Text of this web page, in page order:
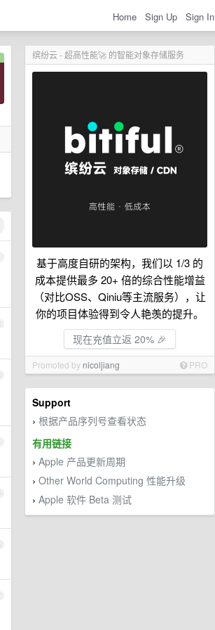
Home Sign Up Sign In
缤纷云 - 超高性能🚀 的智能对象存储服务
基于高度自研的架构，我们以 1/3 的
成本提供最多 20+ 倍的综合性能增益
（对比OSS、Qiniu等主流服务），让
你的项目体验得到令人艳羡的提升。
现在充值立返 20% 🎉
Promoted by nicoljiang PRO
Support
› 根据产品序列号查看状态
有用链接
› Apple 产品更新周期
› Other World Computing 性能升级
› Apple 软件 Beta 测试